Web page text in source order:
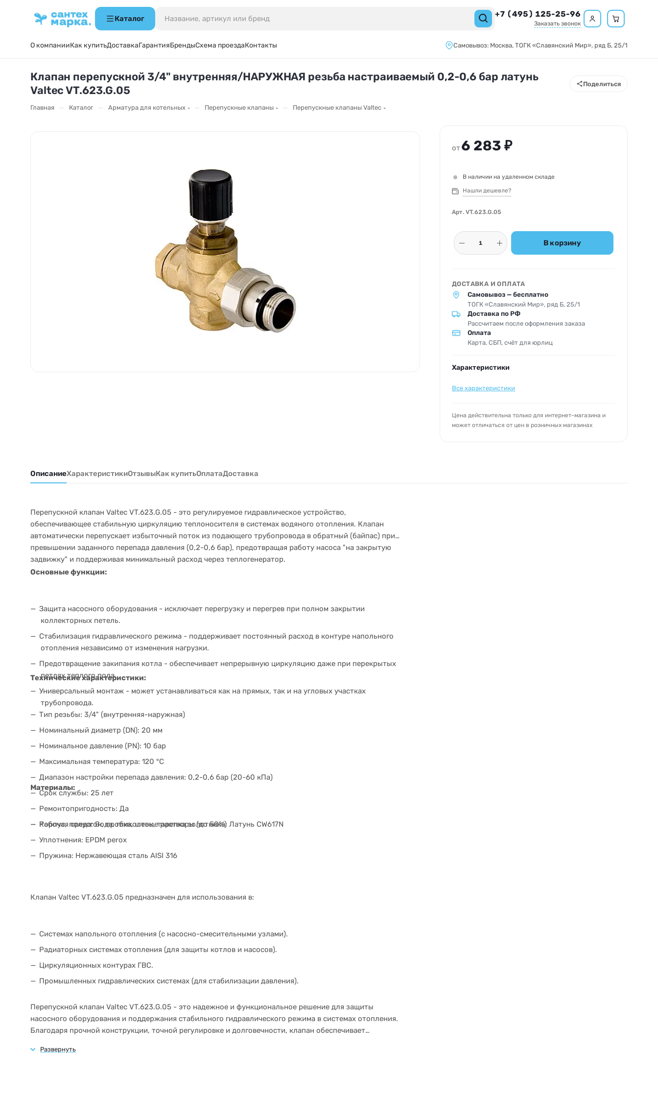
Каталог +7 (495) 125-25-96
Заказать звонок
О компанииКак купитьДоставкаГарантияБрендыСхема проездаКонтакты Самовывоз: Москва, ТОГК «Славянский Мир», ряд Б, 25/1
Поделиться
Клапан перепускной 3/4" внутренняя/НАРУЖНАЯ резьба настраиваемый 0,2-0,6 бар латунь
Valtec VT.623.G.05
Главная — Каталог — Арматура для котельных — Перепускные клапаны — Перепускные клапаны Valtec
ОписаниеХарактеристикиОтзывыКак купитьОплатаДоставка
Перепускной клапан Valtec VT.623.G.05 - это регулируемое гидравлическое устройство,
обеспечивающее стабильную циркуляцию теплоносителя в системах водяного отопления. Клапан
автоматически перепускает избыточный поток из подающего трубопровода в обратный (байпас) при
превышении заданного перепада давления (0,2-0,6 бар), предотвращая работу насоса "на закрытую
задвижку" и поддерживая минимальный расход через теплогенератор.
Основные функции:
Защита насосного оборудования - исключает перегрузку и перегрев при полном закрытии
коллекторных петель.
Стабилизация гидравлического режима - поддерживает постоянный расход в контуре напольного
отопления независимо от изменения нагрузки.
Предотвращение закипания котла - обеспечивает непрерывную циркуляцию даже при перекрытых
петлях теплого пола.
Универсальный монтаж - может устанавливаться как на прямых, так и на угловых участках
трубопровода.
Технические характеристики:
Тип резьбы: 3/4" (внутренняя-наружная)
Номинальный диаметр (DN): 20 мм
Номинальное давление (PN): 10 бар
Максимальная температура: 120 °C
Диапазон настройки перепада давления: 0,2-0,6 бар (20-60 кПа)
Срок службы: 25 лет
Ремонтопригодность: Да
Рабочая среда: Вода, гликолевые растворы (до 50%)
Материалы:
Корпус, полусгон, пробка, шток, тарелка золотника: Латунь CW617N
Уплотнения: EPDM perox
Пружина: Нержавеющая сталь AISI 316
Клапан Valtec VT.623.G.05 предназначен для использования в:
Системах напольного отопления (с насосно-смесительными узлами).
Радиаторных системах отопления (для защиты котлов и насосов).
Циркуляционных контурах ГВС.
Промышленных гидравлических системах (для стабилизации давления).
Перепускной клапан Valtec VT.623.G.05 - это надежное и функциональное решение для защиты
насосного оборудования и поддержания стабильного гидравлического режима в системах отопления.
Благодаря прочной конструкции, точной регулировке и долговечности, клапан обеспечивает
от6 283 ₽
В наличии на удаленном складе
Нашли дешевле?
Арт. VT.623.G.05
В корзину
Характеристики
Все характеристики
Цена действительна только для интернет-магазина и
может отличаться от цен в розничных магазинах
ДОСТАВКА И ОПЛАТА
Самовывоз — бесплатно
ТОГК «Славянский Мир», ряд Б, 25/1
Доставка по РФ
Рассчитаем после оформления заказа
Оплата
Карта, СБП, счёт для юрлиц